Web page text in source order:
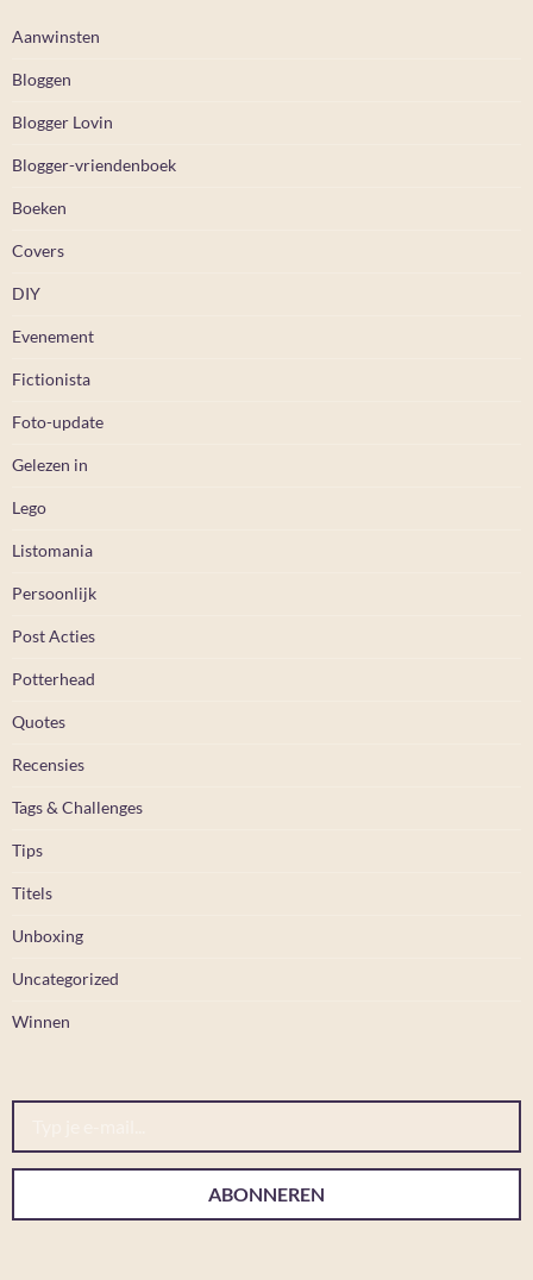
Aanwinsten
Bloggen
Blogger Lovin
Blogger-vriendenboek
Boeken
Covers
DIY
Evenement
Fictionista
Foto-update
Gelezen in
Lego
Listomania
Persoonlijk
Post Acties
Potterhead
Quotes
Recensies
Tags & Challenges
Tips
Titels
Unboxing
Uncategorized
Winnen
Typ je e-mail...
ABONNEREN